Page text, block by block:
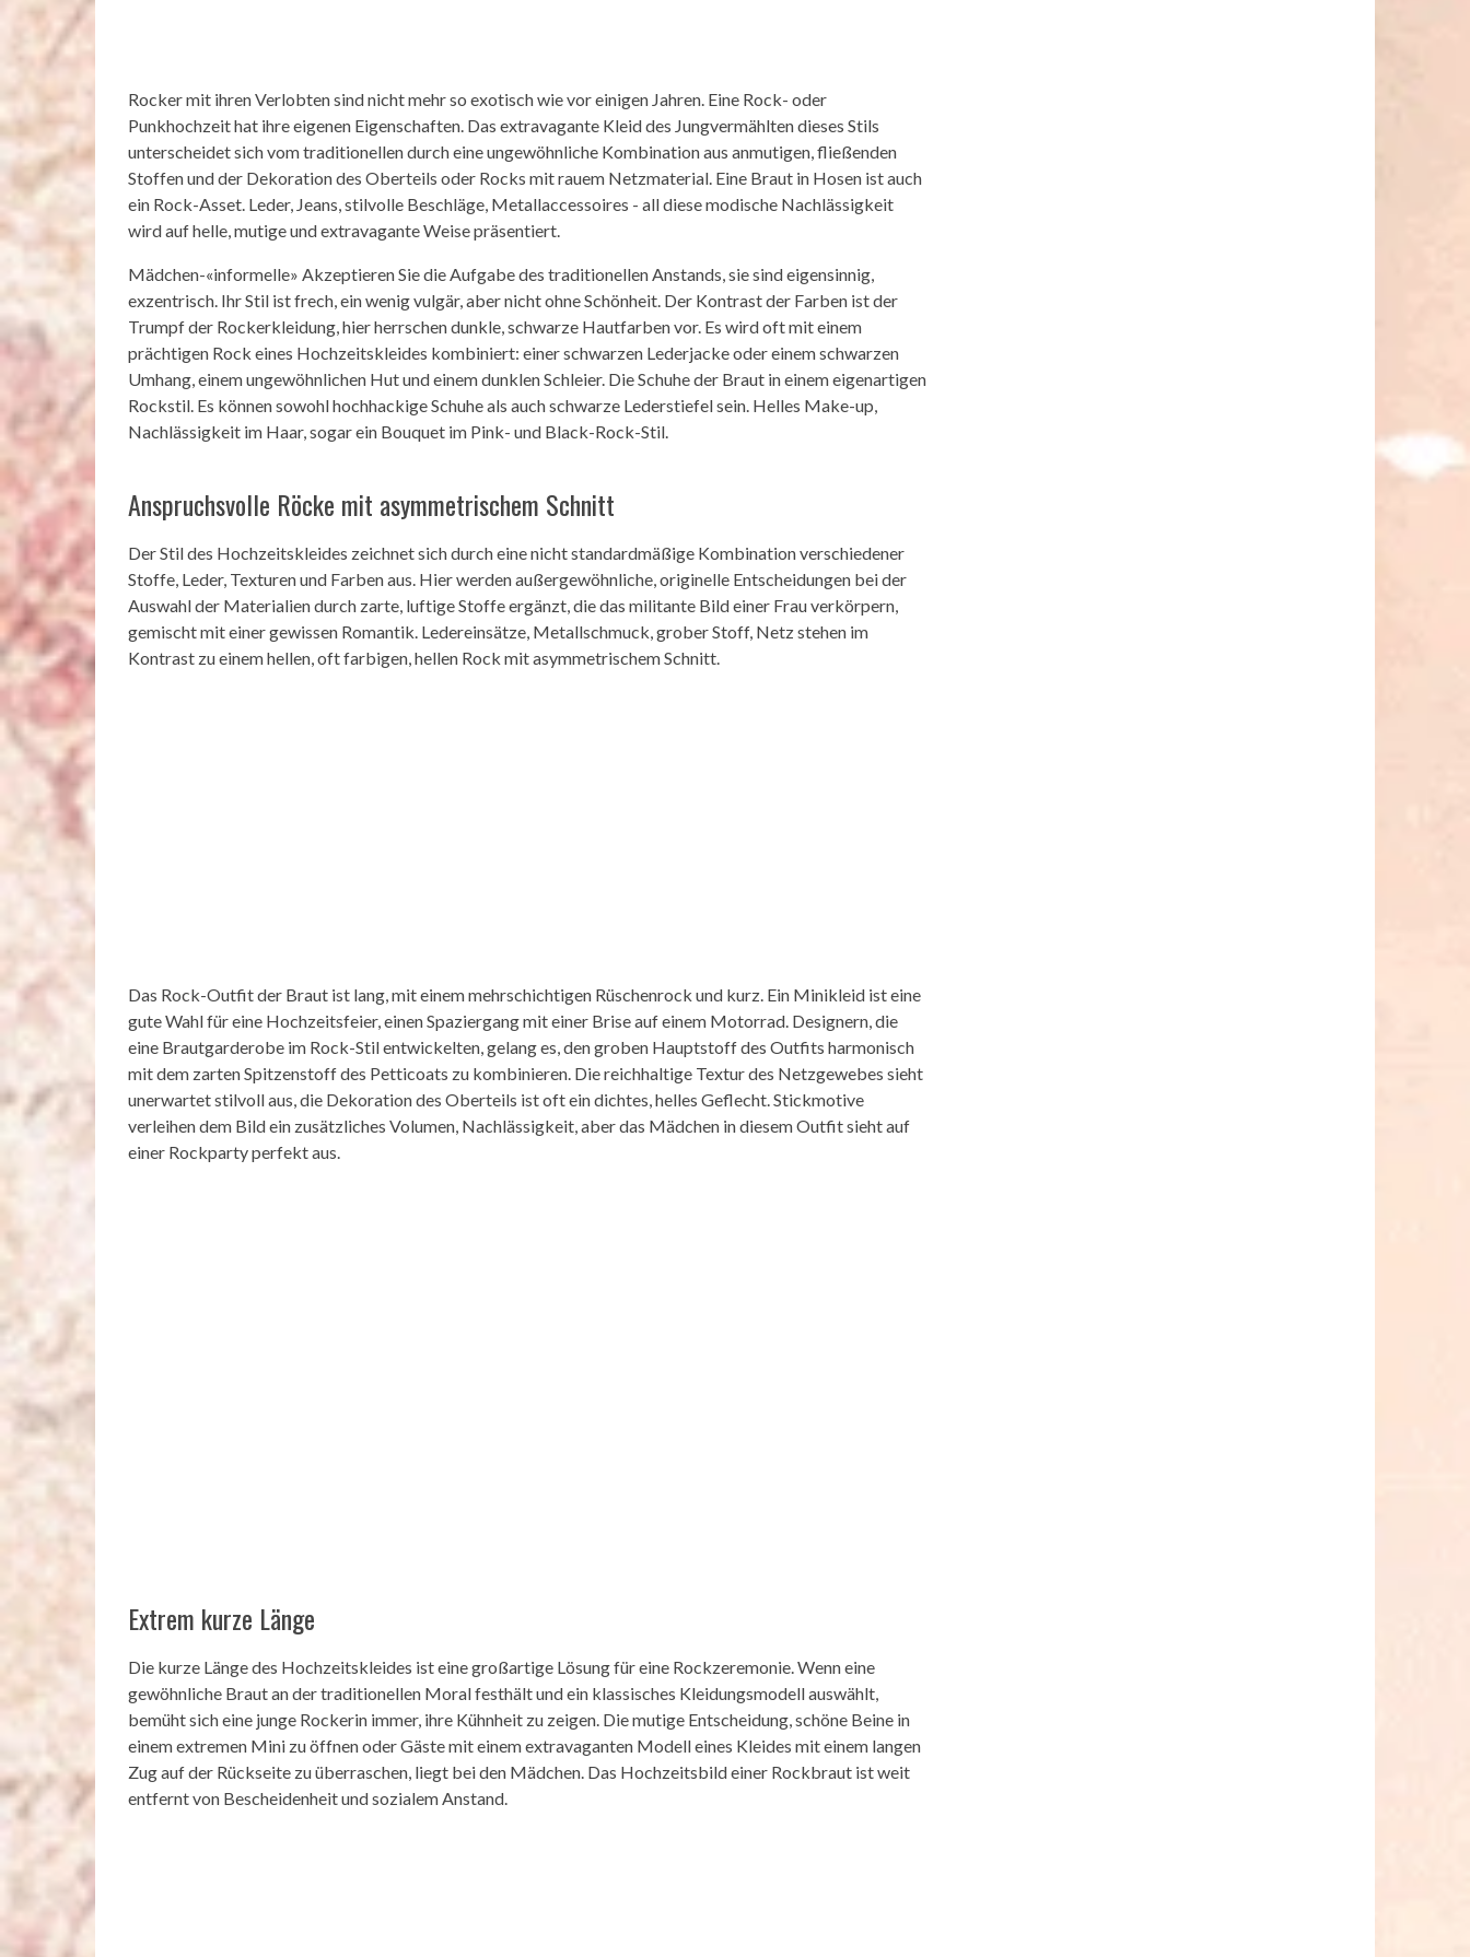
Rocker mit ihren Verlobten sind nicht mehr so ​​exotisch wie vor einigen Jahren. Eine Rock- oder
Punkhochzeit hat ihre eigenen Eigenschaften. Das extravagante Kleid des Jungvermählten dieses Stils
unterscheidet sich vom traditionellen durch eine ungewöhnliche Kombination aus anmutigen, fließenden
Stoffen und der Dekoration des Oberteils oder Rocks mit rauem Netzmaterial. Eine Braut in Hosen ist auch
ein Rock-Asset. Leder, Jeans, stilvolle Beschläge, Metallaccessoires - all diese modische Nachlässigkeit
wird auf helle, mutige und extravagante Weise präsentiert.
Mädchen-«informelle» Akzeptieren Sie die Aufgabe des traditionellen Anstands, sie sind eigensinnig,
exzentrisch. Ihr Stil ist frech, ein wenig vulgär, aber nicht ohne Schönheit. Der Kontrast der Farben ist der
Trumpf der Rockerkleidung, hier herrschen dunkle, schwarze Hautfarben vor. Es wird oft mit einem
prächtigen Rock eines Hochzeitskleides kombiniert: einer schwarzen Lederjacke oder einem schwarzen
Umhang, einem ungewöhnlichen Hut und einem dunklen Schleier. Die Schuhe der Braut in einem eigenartigen
Rockstil. Es können sowohl hochhackige Schuhe als auch schwarze Lederstiefel sein. Helles Make-up,
Nachlässigkeit im Haar, sogar ein Bouquet im Pink- und Black-Rock-Stil.
Anspruchsvolle Röcke mit asymmetrischem Schnitt
Der Stil des Hochzeitskleides zeichnet sich durch eine nicht standardmäßige Kombination verschiedener
Stoffe, Leder, Texturen und Farben aus. Hier werden außergewöhnliche, originelle Entscheidungen bei der
Auswahl der Materialien durch zarte, luftige Stoffe ergänzt, die das militante Bild einer Frau verkörpern,
gemischt mit einer gewissen Romantik. Ledereinsätze, Metallschmuck, grober Stoff, Netz stehen im
Kontrast zu einem hellen, oft farbigen, hellen Rock mit asymmetrischem Schnitt.
Das Rock-Outfit der Braut ist lang, mit einem mehrschichtigen Rüschenrock und kurz. Ein Minikleid ist eine
gute Wahl für eine Hochzeitsfeier, einen Spaziergang mit einer Brise auf einem Motorrad. Designern, die
eine Brautgarderobe im Rock-Stil entwickelten, gelang es, den groben Hauptstoff des Outfits harmonisch
mit dem zarten Spitzenstoff des Petticoats zu kombinieren. Die reichhaltige Textur des Netzgewebes sieht
unerwartet stilvoll aus, die Dekoration des Oberteils ist oft ein dichtes, helles Geflecht. Stickmotive
verleihen dem Bild ein zusätzliches Volumen, Nachlässigkeit, aber das Mädchen in diesem Outfit sieht auf
einer Rockparty perfekt aus.
Extrem kurze Länge
Die kurze Länge des Hochzeitskleides ist eine großartige Lösung für eine Rockzeremonie. Wenn eine
gewöhnliche Braut an der traditionellen Moral festhält und ein klassisches Kleidungsmodell auswählt,
bemüht sich eine junge Rockerin immer, ihre Kühnheit zu zeigen. Die mutige Entscheidung, schöne Beine in
einem extremen Mini zu öffnen oder Gäste mit einem extravaganten Modell eines Kleides mit einem langen
Zug auf der Rückseite zu überraschen, liegt bei den Mädchen. Das Hochzeitsbild einer Rockbraut ist weit
entfernt von Bescheidenheit und sozialem Anstand.